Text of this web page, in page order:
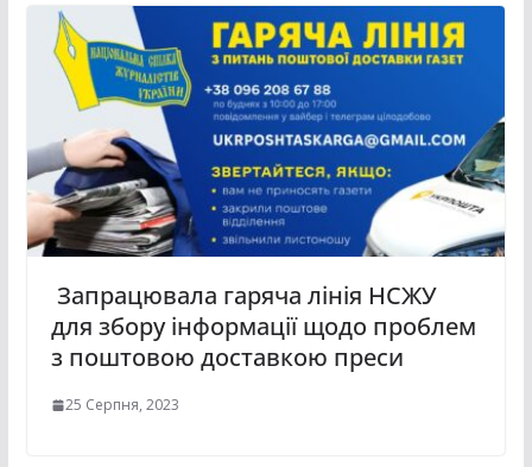
Запрацювала гаряча лінія НСЖУ
для збору інформації щодо проблем
з поштовою доставкою преси
25 Серпня, 2023